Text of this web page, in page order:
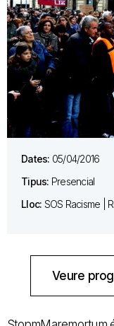
Dates: 05/04/2016
Tipus: Presencial
Lloc: SOS Racisme |
Veure